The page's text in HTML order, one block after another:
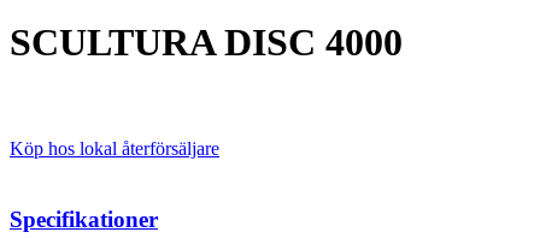
SCULTURA DISC 4000
Köp hos lokal återförsäljare
Specifikationer